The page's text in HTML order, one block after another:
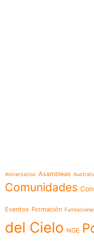
Aniversarios Asambleas
Comunidades
Eventos Formación
del Cielo NGE